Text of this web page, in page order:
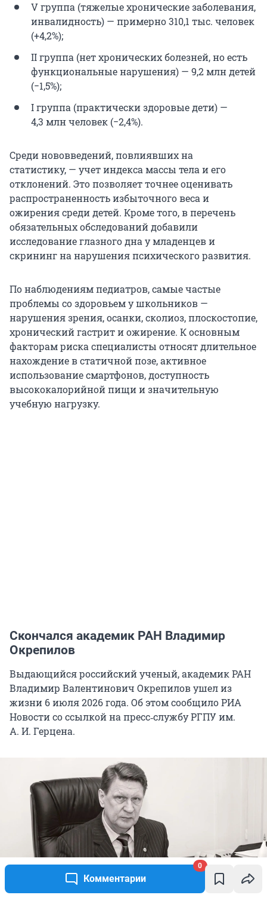
Комментарии
0
V группа (тяжелые хронические заболевания,
инвалидность) — примерно 310,1 тыс. человек
(+4,2%);
II группа (нет хронических болезней, но есть
функциональные нарушения) — 9,2 млн детей
(−1,5%);
I группа (практически здоровые дети) —
4,3 млн человек (−2,4%).
Среди нововведений, повлиявших на
статистику, — учет индекса массы тела и его
отклонений. Это позволяет точнее оценивать
распространенность избыточного веса и
ожирения среди детей. Кроме того, в перечень
обязательных обследований добавили
исследование глазного дна у младенцев и
скрининг на нарушения психического развития.
По наблюдениям педиатров, самые частые
проблемы со здоровьем у школьников —
нарушения зрения, осанки, сколиоз, плоскостопие,
хронический гастрит и ожирение. К основным
факторам риска специалисты относят длительное
нахождение в статичной позе, активное
использование смартфонов, доступность
высококалорийной пищи и значительную
учебную нагрузку.
Скончался академик РАН Владимир
Окрепилов
Выдающийся российский ученый, академик РАН
Владимир Валентинович Окрепилов ушел из
жизни 6 июля 2026 года. Об этом сообщило РИА
Новости со ссылкой на пресс‑службу РГПУ им.
А. И. Герцена.